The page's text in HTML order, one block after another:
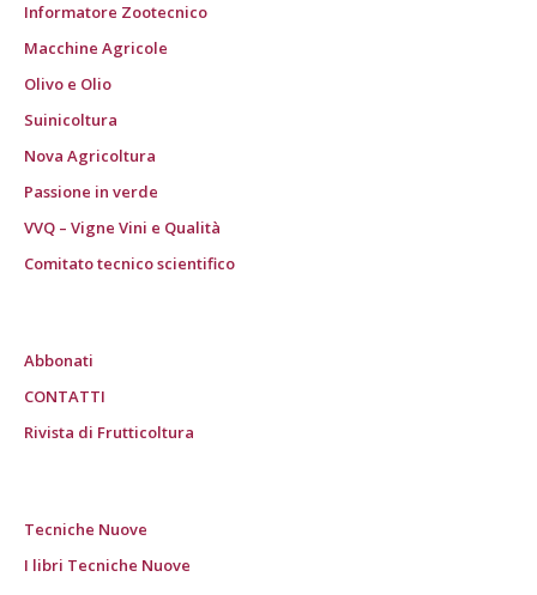
Informatore Zootecnico
Macchine Agricole
Olivo e Olio
Suinicoltura
Nova Agricoltura
Passione in verde
VVQ – Vigne Vini e Qualità
Comitato tecnico scientifico
Abbonati
CONTATTI
Rivista di Frutticoltura
Tecniche Nuove
I libri Tecniche Nuove